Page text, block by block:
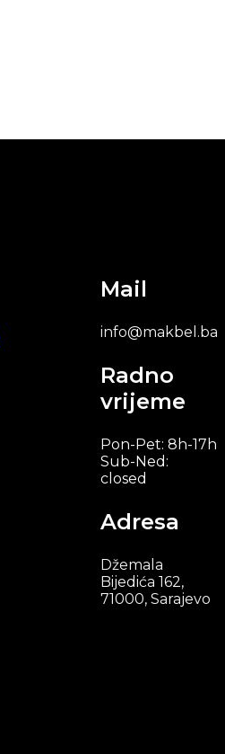
Mail
info@makbel.ba
Radno
vrijeme
Pon-Pet: 8h-17h
Sub-Ned:
closed
Adresa
Džemala
Bijedića 162,
71000, Sarajevo